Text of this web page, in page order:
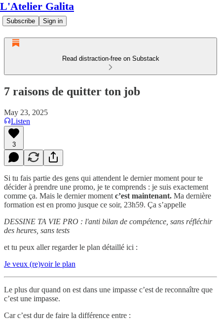
L'Atelier Galita
Subscribe Sign in
Read distraction-free on Substack
7 raisons de quitter ton job
May 23, 2025
Listen
3
Si tu fais partie des gens qui attendent le dernier moment pour te
décider à prendre une promo, je te comprends : je suis exactement
comme ça. Mais le dernier moment c’est maintenant. Ma dernière
formation est en promo jusque ce soir, 23h59. Ça s’appelle
DESSINE TA VIE PRO : l'anti bilan de compétence, sans réfléchir
des heures, sans tests
et tu peux aller regarder le plan détaillé ici :
Je veux (re)voir le plan
Le plus dur quand on est dans une impasse c’est de reconnaître que
c’est une impasse.
Car c’est dur de faire la différence entre :